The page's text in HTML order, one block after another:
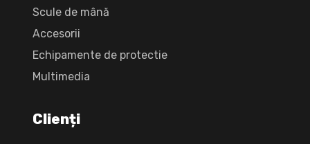
Scule de mână
Accesorii
Echipamente de protectie
Multimedia
Clienți